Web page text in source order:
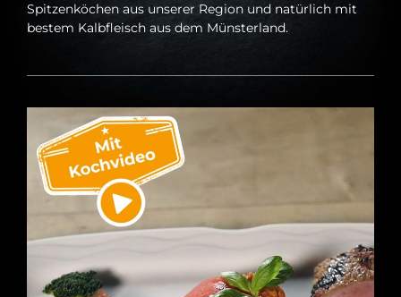
Spitzenköchen aus unserer Region und natürlich mit
bestem Kalbfleisch aus dem Münsterland.